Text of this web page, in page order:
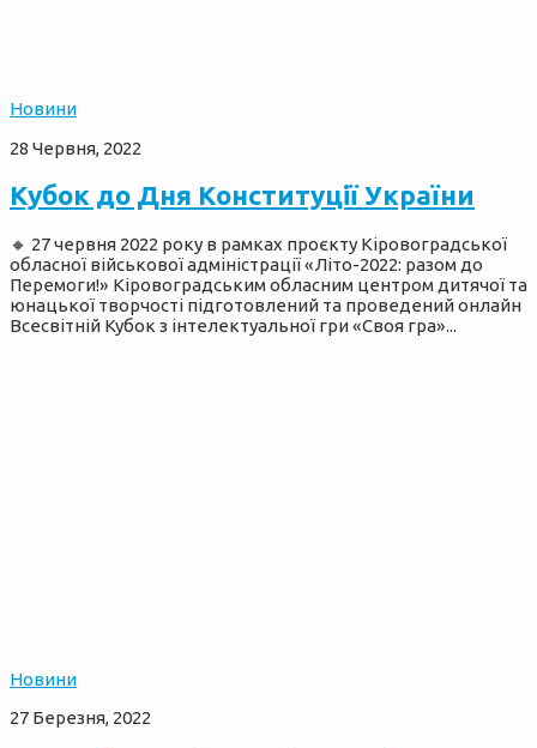
Новини
28 Червня, 2022
Кубок до Дня Конституції України
🔸 27 червня 2022 року в рамках проєкту Кіровоградської
обласної військової адміністрації «Літо-2022: разом до
Перемоги!» Кіровоградським обласним центром дитячої та
юнацької творчості підготовлений та проведений онлайн
Всесвітній Кубок з інтелектуальної гри «Своя гра»...
Новини
27 Березня, 2022